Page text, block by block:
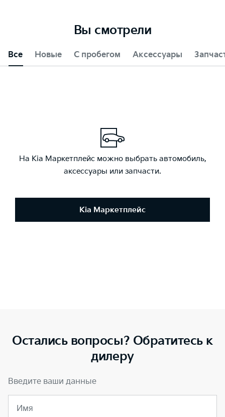
Вы смотрели
Все Новые С пробегом Аксессуары
На Kia Маркетплейс можно выбрать автомобиль,
аксессуары или запчасти.
Kia Маркетплейс
Остались вопросы? Обратитесь к
дилеру
Введите ваши данные
Имя